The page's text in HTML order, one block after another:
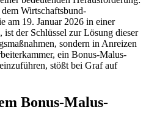
Wirtschaftsbund-
am 19. Januar 2026 in einer
ist der Schlüssel zur Lösung dieser
sondern in Anreizen
ein Bonus-Malus-
stößt bei Graf auf
Bonus-Malus-